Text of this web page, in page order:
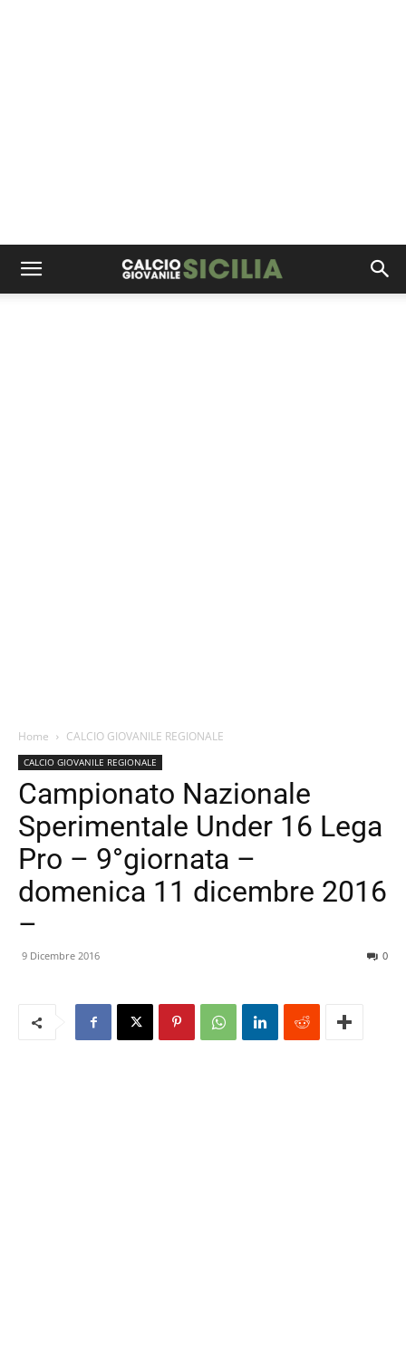
Home CALCIO GIOVANILE REGIONALE
CALCIO GIOVANILE REGIONALE
Campionato Nazionale
Sperimentale Under 16 Lega
Pro – 9°giornata –
domenica 11 dicembre 2016
–
9 Dicembre 2016 0